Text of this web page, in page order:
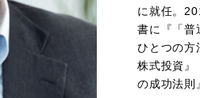
に就任。
書に『「普
ひとつの方
株式投資』
の成功法則